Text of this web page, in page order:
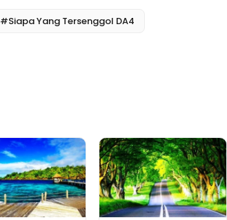
#Siapa Yang Tersenggol DA4